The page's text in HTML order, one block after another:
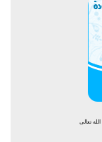
تعالى